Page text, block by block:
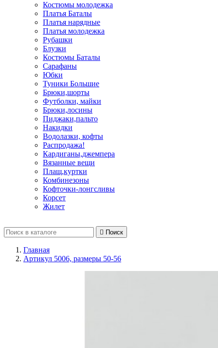
Костюмы молодежка
Платья Баталы
Платья нарядные
Платья молодежка
Рубашки
Блузки
Костюмы Баталы
Сарафаны
Юбки
Туники Большие
Брюки,шорты
Футболки, майки
Брюки,лосины
Пиджаки,пальто
Накидки
Водолазки, кофты
Распродажа!
Кардиганы,джемпера
Вязанные вещи
Плащ,куртки
Комбинезоны
Кофточки-лонгсливы
Корсет
Жилет
 Поиск
Главная
Артикул 5006, размеры 50-56